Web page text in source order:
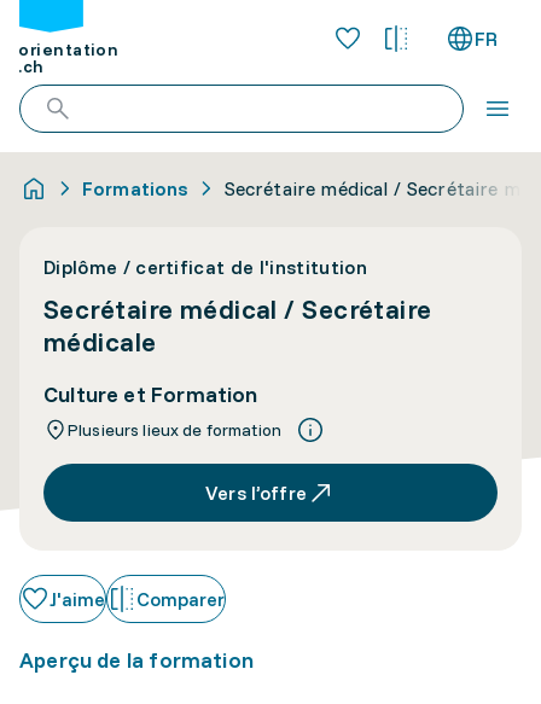
orientation
.ch
FR
Formations Secrétaire médical / Secrétaire
Diplôme / certificat de l'institution
Secrétaire médical / Secrétaire
médicale
Culture et Formation
Plusieurs lieux de formation
Vers l’offre
J'aime Comparer
Aperçu de la formation